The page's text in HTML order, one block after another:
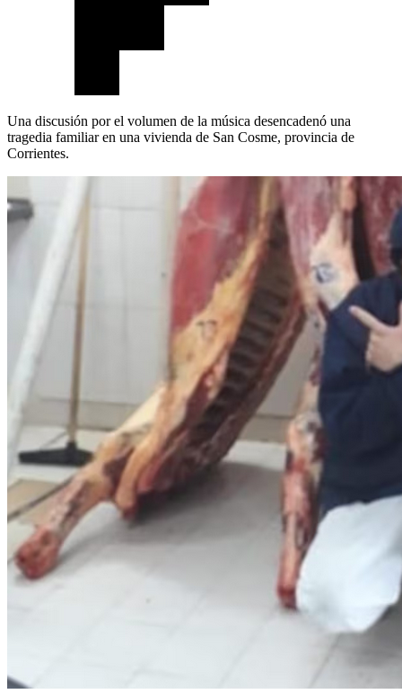
Una discusión por el volumen de la música desencadenó una
tragedia familiar en una vivienda de San Cosme, provincia de
Corrientes.